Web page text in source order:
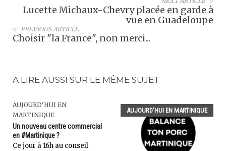
Lucette Michaux-Chevry placée en garde à
vue en Guadeloupe
PREVIOUS ARTICLE
Choisir "la France", non merci...
A LIRE AUSSI SUR LE MÊME SUJET
AUJOURD'HUI EN
MARTINIQUE
Un nouveau centre commercial
en #Martinique ?
Ce jour à 16h au conseil
AUJOURD'HUI EN MARTINIQUE